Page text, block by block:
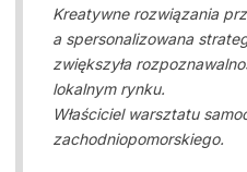
Kreatywne rozwiązania
a spersonalizowana
zwiększyła
lokalnym rynku.
Właściciel warsztatu
zachodniopomorskiego.